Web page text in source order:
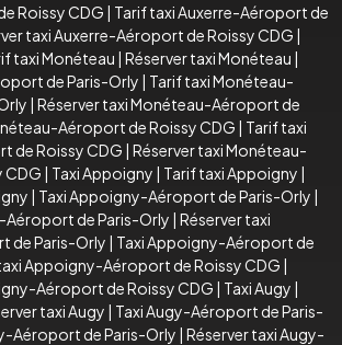
Roissy CDG | Tarif taxi Auxerre-Aéroport de
taxi Auxerre-Aéroport de Roissy CDG |
taxi Monéteau | Réserver taxi Monéteau |
de Paris-Orly | Tarif taxi Monéteau-
| Réserver taxi Monéteau-Aéroport de
Aéroport de Roissy CDG | Tarif taxi
de Roissy CDG | Réserver taxi Monéteau-
CDG | Taxi Appoigny | Tarif taxi Appoigny |
| Taxi Appoigny-Aéroport de Paris-Orly |
de Paris-Orly | Réserver taxi
de Paris-Orly | Taxi Appoigny-Aéroport de
Appoigny-Aéroport de Roissy CDG |
Aéroport de Roissy CDG | Taxi Augy |
taxi Augy | Taxi Augy-Aéroport de Paris-
Aéroport de Paris-Orly | Réserver taxi Augy-